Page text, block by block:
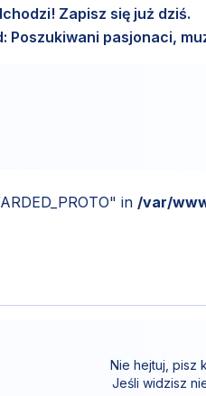
Zapisz się już dziś.
Poszukiwani pasjonaci,
in /var/
Nie hejtuj, pisz
Jeśli widzisz